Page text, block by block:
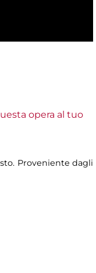
opera al tuo
Proveniente dagli